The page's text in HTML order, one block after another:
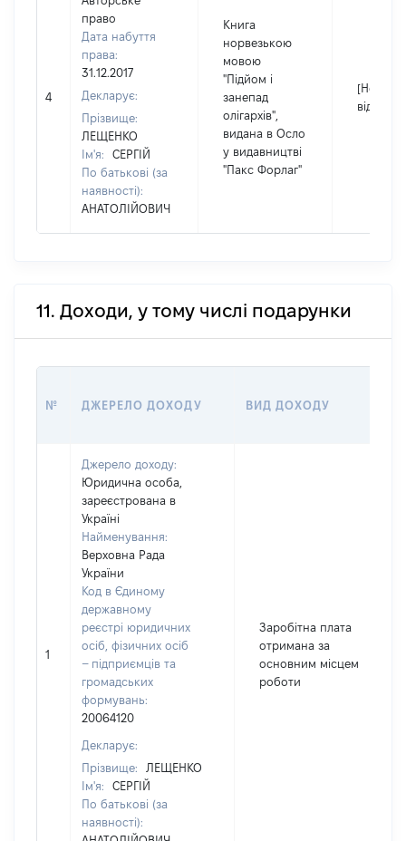
4
право
Дата набуття
права:
31.12.2017
Декларує:
Прізвище:
ЛЕЩЕНКО
Ім'я:
СЕРГІЙ
По батькові (за
наявності):
АНАТОЛІЙОВИЧ
Книга
норвезькою
мовою
"Підйом і
занепад
олігархів",
видана в Осло
у видавництві
"Пакс Форлаг"
[Не
відомо]
11. Доходи, у тому числі подарунки
№ ДЖЕРЕЛО ДОХОДУ ВИД ДОХОДУ
1
Джерело доходу:
Юридична особа,
зареєстрована в
Україні
Найменування:
Верховна Рада
України
Код в Єдиному
державному
реєстрі юридичних
осіб, фізичних осіб
– підприємців та
громадських
формувань:
20064120
Декларує:
Прізвище:
ЛЕЩЕНКО
Ім'я:
СЕРГІЙ
По батькові (за
наявності):
Заробітна плата
отримана за
основним місцем
роботи